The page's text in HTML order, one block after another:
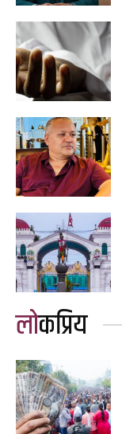
लोकप्रिय